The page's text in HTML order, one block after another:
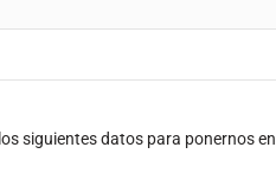
siguientes datos para ponernos en